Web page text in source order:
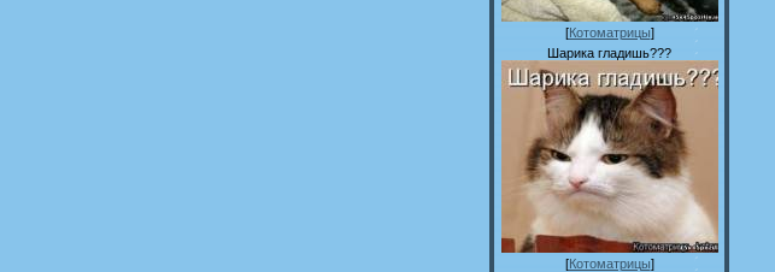
[Котоматрицы]
Шарика гладишь???
[Котоматрицы]